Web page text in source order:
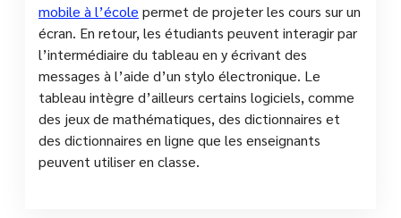
mobile à l’école permet de projeter les cours sur un
écran. En retour, les étudiants peuvent interagir par
l’intermédiaire du tableau en y écrivant des
messages à l’aide d’un stylo électronique. Le
tableau intègre d’ailleurs certains logiciels, comme
des jeux de mathématiques, des dictionnaires et
des dictionnaires en ligne que les enseignants
peuvent utiliser en classe.